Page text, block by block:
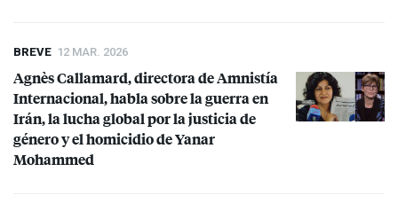
BREVE 12 MAR. 2026
Agnès Callamard, directora de Amnistía
Internacional, habla sobre la guerra en
Irán, la lucha global por la justicia de
género y el homicidio de Yanar
Mohammed